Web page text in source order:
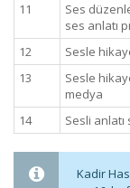
11
Ses
ses anlatı
12
Sesle
13
Sesle
medya
14
Sesli anlatı
Kadir